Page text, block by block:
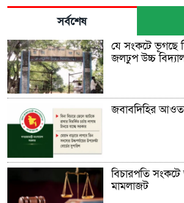
সর্বশেষ
যে সংকটে ভূগছে
জলঢুপ উচ্চ
জবাবদিহির
বিচারপতি
মামলাজট